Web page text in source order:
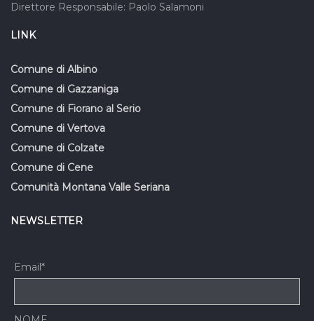
Direttore Responsabile: Paolo Salamoni
LINK
Comune di Albino
Comune di Gazzaniga
Comune di Fiorano al Serio
Comune di Vertova
Comune di Colzate
Comune di Cene
Comunità Montana Valle Seriana
NEWSLETTER
Email*